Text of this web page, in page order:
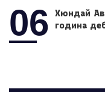
06
Хюндай
година